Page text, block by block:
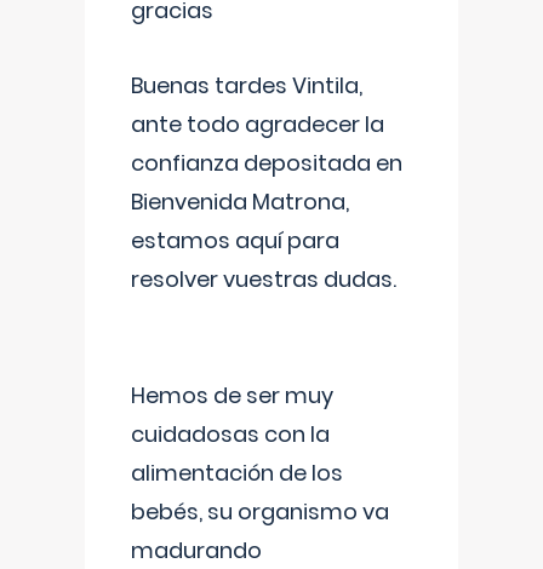
gracias
Buenas tardes Vintila,
ante todo agradecer la
confianza depositada en
Bienvenida Matrona,
estamos aquí para
resolver vuestras dudas.
Hemos de ser muy
cuidadosas con la
alimentación de los
bebés, su organismo va
madurando